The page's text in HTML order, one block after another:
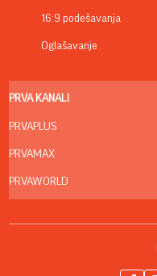
16:9 podešavanja
Oglašavanje
PRVA KANALI
PRVAPLUS
PRVAMAX
PRVAWORLD